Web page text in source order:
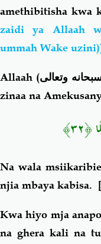
amethibitisha kwa
zaidi ya Allaah
ummah Wake
Allaah (وتعالى
zinaa na
Na wala
njia mbaya kabisa.
Kwa hiyo mja
na ghera kali na